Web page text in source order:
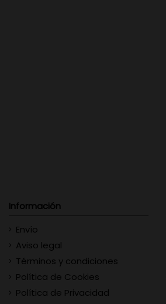
Información
Envío
Aviso legal
Términos y condiciones
Política de Cookies
Política de Privacidad